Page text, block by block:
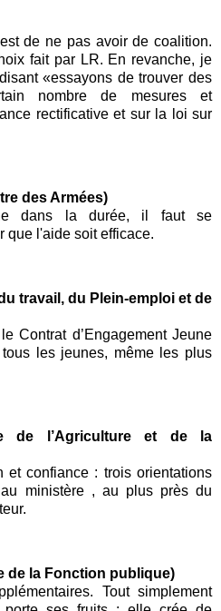
de ne pas avoir de coalition.
fait par LR. En revanche, je
«essayons de trouver des
nombre de mesures et
rectificative et sur la loi sur
des Armées)
dans la durée, il faut se
que l'aide soit efficace.
travail, du Plein-emploi et de
Contrat d’Engagement Jeune
les jeunes, même les plus
de l’Agriculture et de la
et confiance : trois orientations
ministère , au plus près du
de la Fonction publique)
Tout simplement